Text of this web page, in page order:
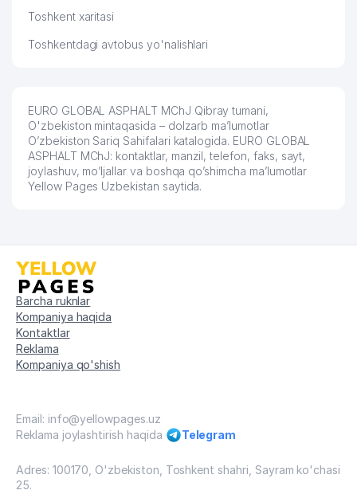
Toshkent xaritasi
Toshkentdagi avtobus yo'nalishlari
EURO GLOBAL ASPHALT MChJ Qibray tumani,
O'zbekiston mintaqasida – dolzarb ma’lumotlar
O’zbekiston Sariq Sahifalari katalogida. EURO GLOBAL
ASPHALT MChJ: kontaktlar, manzil, telefon, faks, sayt,
joylashuv, mo’ljallar va boshqa qo’shimcha ma’lumotlar
Yellow Pages Uzbekistan saytida.
Barcha ruknlar
Kompaniya haqida
Kontaktlar
Reklama
Kompaniya qo'shish
Email: info@yellowpages.uz
Reklama joylashtirish haqida
Telegram
Adres: 100170, O'zbekiston, Toshkent shahri, Sayram ko'chasi
25.